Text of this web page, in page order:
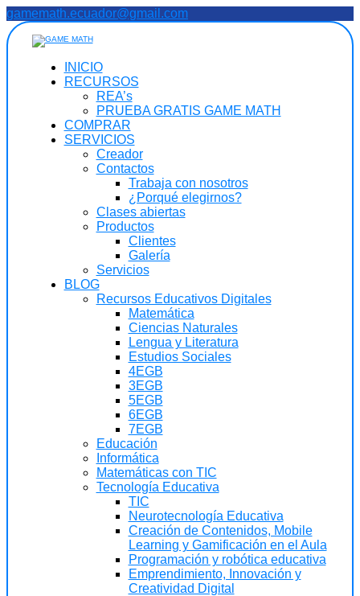
Saltar
al
contenido
gamemath.ecuador@gmail.com
INICIO
RECURSOS
REA’s
PRUEBA GRATIS GAME MATH
COMPRAR
SERVICIOS
Creador
Contactos
Trabaja con nosotros
¿Porqué elegirnos?
Clases abiertas
Productos
Clientes
Galería
Servicios
BLOG
Recursos Educativos Digitales
Matemática
Ciencias Naturales
Lengua y Literatura
Estudios Sociales
4EGB
3EGB
5EGB
6EGB
7EGB
Educación
Informática
Matemáticas con TIC
Tecnología Educativa
TIC
Neurotecnología Educativa
Creación de Contenidos, Mobile
Learning y Gamificación en el Aula
Programación y robótica educativa
Emprendimiento, Innovación y
Creatividad Digital